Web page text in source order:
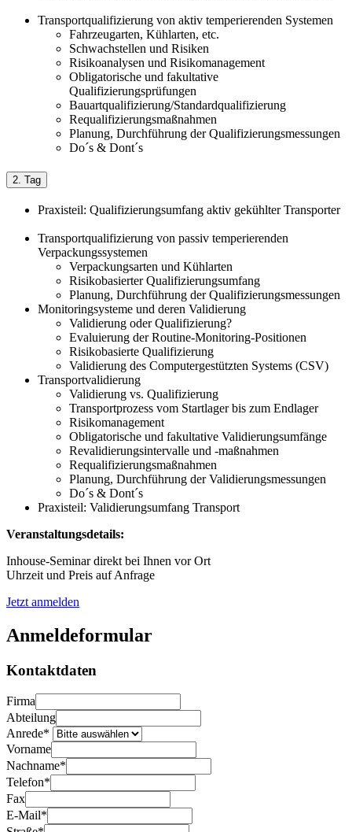
Transportqualifizierung von aktiv temperierenden Systemen
Fahrzeugarten, Kühlarten, etc.
Schwachstellen und Risiken
Risikoanalysen und Risikomanagement
Obligatorische und fakultative
Qualifizierungsprüfungen
Bauartqualifizierung/Standardqualifizierung
Requalifizierungsmaßnahmen
Planung, Durchführung der Qualifizierungsmessungen
Do´s & Dont´s
2. Tag
Praxisteil: Qualifizierungsumfang aktiv gekühlter Transporter
Transportqualifizierung von passiv temperierenden
Verpackungssystemen
Verpackungsarten und Kühlarten
Risikobasierter Qualifizierungsumfang
Planung, Durchführung der Qualifizierungsmessungen
Monitoringsysteme und deren Validierung
Validierung oder Qualifizierung?
Evaluierung der Routine-Monitoring-Positionen
Risikobasierte Qualifizierung
Validierung des Computergestützten Systems (CSV)
Transportvalidierung
Validierung vs. Qualifizierung
Transportprozess vom Startlager bis zum Endlager
Risikomanagement
Obligatorische und fakultative Validierungsumfänge
Revalidierungsintervalle und -maßnahmen
Requalifizierungsmaßnahmen
Planung, Durchführung der Validierungsmessungen
Do´s & Dont´s
Praxisteil: Validierungsumfang Transport
Veranstaltungsdetails:
Inhouse-Seminar direkt bei Ihnen vor Ort
Uhrzeit und Preis auf Anfrage
Jetzt anmelden
Anmeldeformular
Kontaktdaten
Firma
Abteilung
Anrede*
Vorname
Nachname*
Telefon*
Fax
E-Mail*